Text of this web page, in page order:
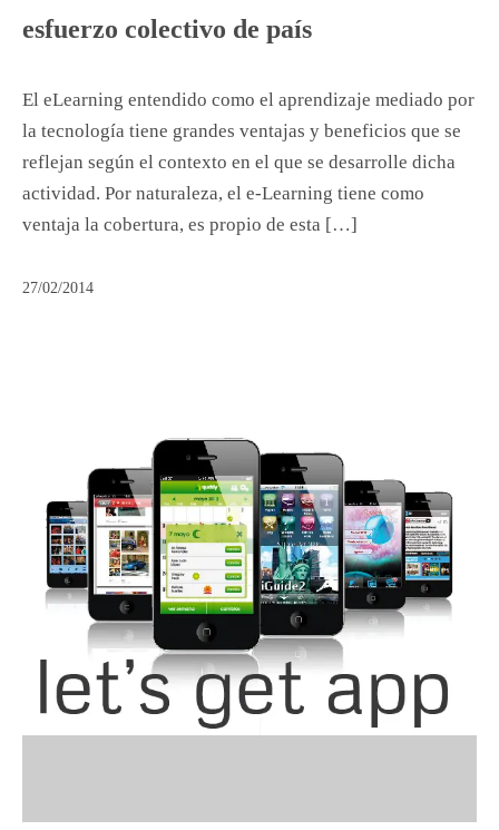
esfuerzo colectivo de país
El eLearning entendido como el aprendizaje mediado por
la tecnología tiene grandes ventajas y beneficios que se
reflejan según el contexto en el que se desarrolle dicha
actividad. Por naturaleza, el e-Learning tiene como
ventaja la cobertura, es propio de esta […]
27/02/2014